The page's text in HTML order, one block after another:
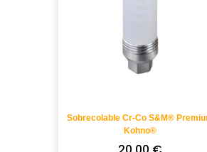
Sobrecolable Cr-Co S&M®
Kohno®